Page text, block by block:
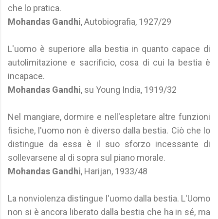
che lo pratica.
Mohandas Gandhi, Autobiografia, 1927/29
L'uomo è superiore alla bestia in quanto capace di
autolimitazione e sacrificio, cosa di cui la bestia è
incapace.
Mohandas Gandhi, su Young India, 1919/32
Nel mangiare, dormire e nell'espletare altre funzioni
fisiche, l'uomo non è diverso dalla bestia. Ciò che lo
distingue da essa è il suo sforzo incessante di
sollevarsene al di sopra sul piano morale.
Mohandas Gandhi, Harijan, 1933/48
La nonviolenza distingue l'uomo dalla bestia. L'Uomo
non si è ancora liberato dalla bestia che ha in sé, ma